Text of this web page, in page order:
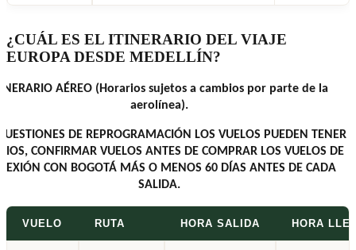
¿CUÁL ES EL ITINERARIO DEL VIAJE
EUROPA DESDE MEDELLÍN?
AÉREO (Horarios sujetos a cambios por parte de la
aerolínea).
DE REPROGRAMACIÓN LOS VUELOS PUEDEN TENER
CONFIRMAR VUELOS ANTES DE COMPRAR LOS VUELOS DE
CON BOGOTÁ MÁS O MENOS 60 DÍAS ANTES DE CADA
SALIDA.
VUELO RUTA HORA SALIDA HORA